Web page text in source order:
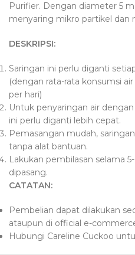
Purifier. Dengan diameter 5
menyaring mikro partikel dan
DESKRIPSI:
Saringan ini perlu diganti
(dengan rata-rata konsumsi
per hari)
Untuk penyaringan air
ini perlu diganti lebih cepat.
Pemasangan mudah,
tanpa alat bantuan.
Lakukan pembilasan selama
dipasang.
CATATAN:
Pembelian dapat dilakukan
ataupun di official e-
Hubungi Careline Cuckoo